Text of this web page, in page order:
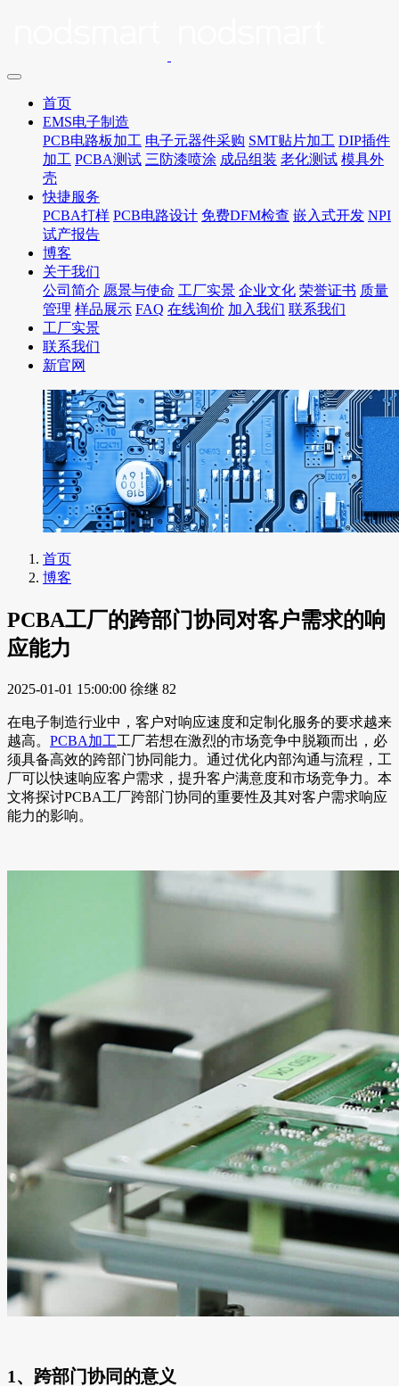
首页
EMS电子制造
PCB电路板加工 电子元器件采购 SMT贴片加工 DIP插件
加工 PCBA测试 三防漆喷涂 成品组装 老化测试 模具外
壳
快捷服务
PCBA打样 PCB电路设计 免费DFM检查 嵌入式开发 NPI
试产报告
博客
关于我们
公司简介 愿景与使命 工厂实景 企业文化 荣誉证书 质量
管理 样品展示 FAQ 在线询价 加入我们 联系我们
工厂实景
联系我们
新官网
首页
博客
PCBA工厂的跨部门协同对客户需求的响
应能力
2025-01-01 15:00:00 徐继 82
在电子制造行业中，客户对响应速度和定制化服务的要求越来
越高。 PCBA加工工厂若想在激烈的市场竞争中脱颖而出，必
须具备高效的跨部门协同能力。通过优化内部沟通与流程，工
厂可以快速响应客户需求，提升客户满意度和市场竞争力。本
文将探讨PCBA工厂跨部门协同的重要性及其对客户需求响应
能力的影响。
1、跨部门协同的意义